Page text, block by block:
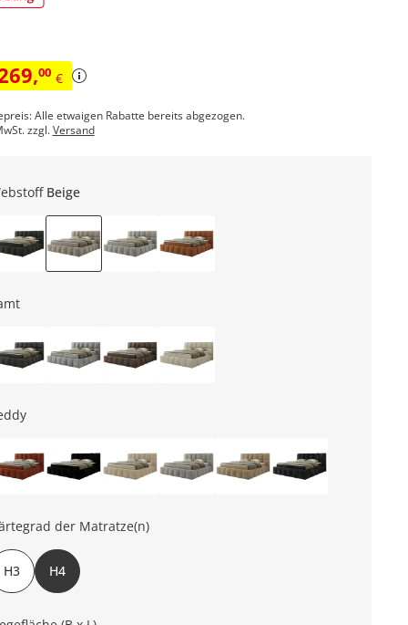
,00 €
Alle etwaigen Rabatte bereits abgezogen.
zzgl.Versand
Beige
der Matratze(n)
H3 H4